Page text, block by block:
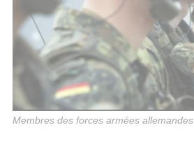
Membres des forces armées allemandes